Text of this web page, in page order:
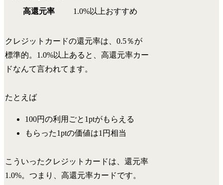
高還元率
1.0%以上おすすめ
クレジットカードの還元率は、0.5％が
標準的。1.0%以上あると、高還元率カー
ドなんて言われてます。
たとえば
100円の利用ごと1ptがもらえる
もらった1ptの価値は1円相当
こういったクレジットカードは、還元率
1.0%。つまり、高還元率カードです。